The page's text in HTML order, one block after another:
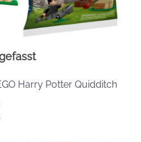
Harry Potter Quidditch